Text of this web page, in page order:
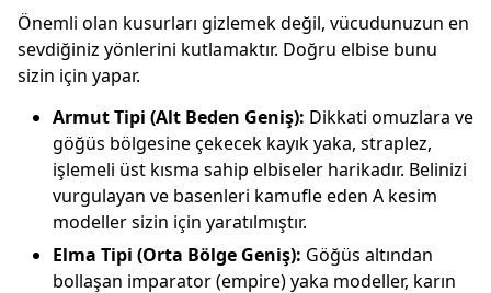
Önemli olan kusurları gizlemek değil, vücudunuzun en
sevdiğiniz yönlerini kutlamaktır. Doğru elbise bunu
sizin için yapar.
Armut Tipi (Alt Beden Geniş): Dikkati omuzlara ve
göğüs bölgesine çekecek kayık yaka, straplez,
işlemeli üst kısma sahip elbiseler harikadır. Belinizi
vurgulayan ve basenleri kamufle eden A kesim
modeller sizin için yaratılmıştır.
Elma Tipi (Orta Bölge Geniş): Göğüs altından
bollaşan imparator (empire) yaka modeller, karın